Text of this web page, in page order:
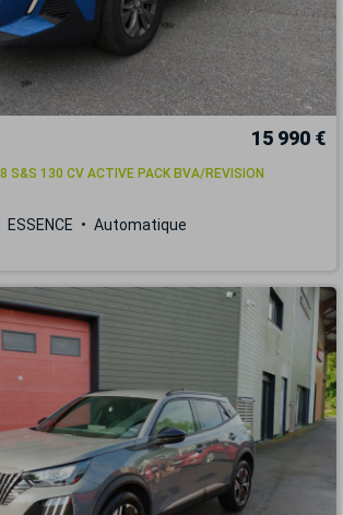
15 990 €
S&S 130 CV ACTIVE PACK BVA/REVISION
ESSENCE Automatique